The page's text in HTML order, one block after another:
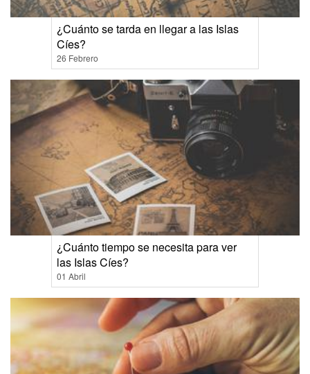
¿Cuánto se tarda en llegar a las Islas
Cíes?
26 Febrero
¿Cuánto tiempo se necesita para ver
las Islas Cíes?
01 Abril